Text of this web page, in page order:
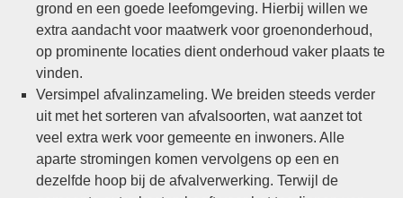
grond en een goede leefomgeving. Hierbij willen we
extra aandacht voor maatwerk voor groenonderhoud,
op prominente locaties dient onderhoud vaker plaats te
vinden.
Versimpel afvalinzameling. We breiden steeds verder
uit met het sorteren van afvalsoorten, wat aanzet tot
veel extra werk voor gemeente en inwoners. Alle
aparte stromingen komen vervolgens op een en
dezelfde hoop bij de afvalverwerking. Terwijl de